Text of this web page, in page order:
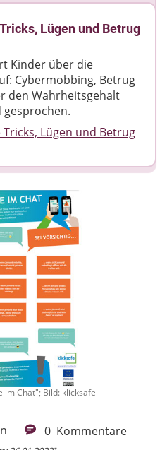
0 Kommentare
Lügen und Betrug
Kinder über die
Cybermobbing, Betrug
den Wahrheitsgehalt
Lügen und Betrug
im Chat"; Bild: klicksafe